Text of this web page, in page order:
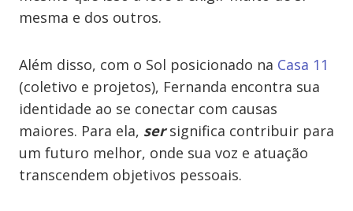
mesma e dos outros.
Além disso, com o Sol posicionado na Casa 11
(coletivo e projetos), Fernanda encontra sua
identidade ao se conectar com causas
maiores. Para ela, sersignifica contribuir para
um futuro melhor, onde sua voz e atuação
transcendem objetivos pessoais.